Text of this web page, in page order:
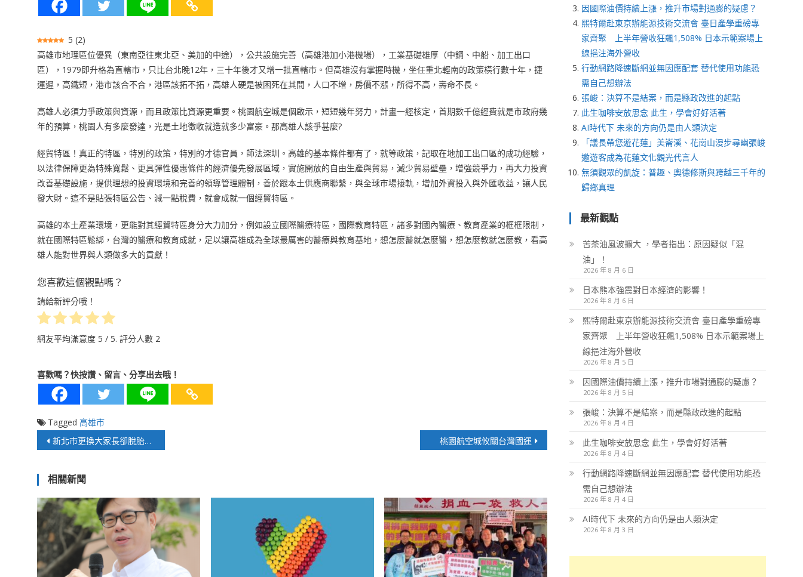
5 (2)
高雄市地理區位優異（東南亞往東北亞、美加的中途），公共設施完善（高雄港加小港機場），工業基礎雄厚（中鋼、中船、加工出口
區），1979即升格為直轄市，只比台北晚12年，三十年後才又增一批直轄市。但高雄沒有掌握時機，坐任重北輕南的政策橫行數十年，捷
運遲，高鐵短，港市該合不合，港區該拓不拓，高雄人硬是被困死在其間，人口不增，房價不漲，所得不高，壽命不長。
高雄人必須力爭政策與資源，而且政策比資源更重要。桃園航空城是個啟示，短短幾年努力，計畫一經核定，首期數千億經費就是市政府幾
年的預算，桃園人有多麼發達，光是土地徵收就造就多少富豪。那高雄人該爭甚麼?
經貿特區！真正的特區，特別的政策，特別的才德官員，師法深圳。高雄的基本條件都有了，就等政策，記取在地加工出口區的成功經驗，
以法律保障更為特殊寬鬆、更具彈性優惠條件的經濟優先發展區域，實施開放的自由生產與貿易，減少貿易壁壘，增強競爭力，再大力投資
改善基礎設施，提供理想的投資環境和完善的領導管理體制，善於跟本土供應商聯繫，與全球市場接軌，增加外資投入與外匯收益，讓人民
發大財。這不是貼張特區公告、減一點稅費，就會成就一個經貿特區。
高雄的本土產業環境，更能對其經貿特區身分大力加分，例如設立國際醫療特區，國際教育特區，諸多對國內醫療、教育產業的框框限制，
就在國際特區鬆綁，台灣的醫療和教育成就，足以讓高雄成為全球最厲害的醫療與教育基地，想怎麼醫就怎麼醫，想怎麼教就怎麼教，看高
雄人能對世界與人類做多大的貢獻！
您喜歡這個觀點嗎？
請給新評分哦！
網友平均滿意度 5 / 5. 評分人數 2
喜歡嗎？快按讚、留言、分享出去哦！
Tagged 高雄市
文
導
覽
新北市更換大家長卻脫胎未換骨 桃園航空城攸關台灣國運
相關新聞
因國際油價持續上漲，推升市場對通膨的疑慮？
熙特爾赴東京辦能源技術交流會 臺日產學重磅專
家齊聚 上半年營收狂飆1,508% 日本示範案場上
線挹注海外營收
行動網路降速斷網並無因應配套 替代使用功能恐
需自己想辦法
張峻：決算不是結案，而是縣政改進的起點
此生咖啡安放思念 此生，學會好好活著
AI時代下 未來的方向仍是由人類決定
「議長帶您遊花蓮」美崙溪、花崗山漫步尋幽張峻
邀遊客成為花蓮文化觀光代言人
無須觀眾的凱旋：普趣、奧德修斯與跨越三千年的
歸鄉真理
最新觀點
苦茶油風波擴大 ，學者指出：原因疑似「混
油」！
2026 年 8 月 6 日
日本熊本強震對日本經濟的影響！
2026 年 8 月 6 日
熙特爾赴東京辦能源技術交流會 臺日產學重磅專
家齊聚 上半年營收狂飆1,508% 日本示範案場上
線挹注海外營收
2026 年 8 月 5 日
因國際油價持續上漲，推升市場對通膨的疑慮？
2026 年 8 月 5 日
張峻：決算不是結案，而是縣政改進的起點
2026 年 8 月 4 日
此生咖啡安放思念 此生，學會好好活著
2026 年 8 月 4 日
行動網路降速斷網並無因應配套 替代使用功能恐
需自己想辦法
2026 年 8 月 4 日
AI時代下 未來的方向仍是由人類決定
2026 年 8 月 3 日